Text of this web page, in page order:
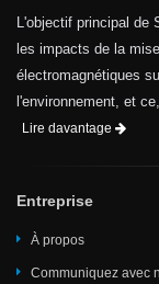
L'objectif principal
les impacts de la
électromagnétiques
l'environnement, et
Lire davantage
Entreprise
À propos
Communiquez avec